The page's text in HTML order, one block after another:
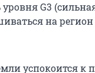
G3
на
успокоится к